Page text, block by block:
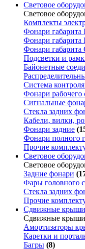
Световое
Световое
Комплекты
Фонари
Фонари
Фонари
Подсветки и
Байонетные
Система
Фонари рабочего
Сигнальные
Стекла задних
Кабели, вилки,
Фонари задние
Фонари полного
Прочие
Световое
Световое
Задние фонари
Фары головного
Стекла задних
Прочие
Сдвижные крыши
Сдвижные крыши
Амортизаторы
Каретки и
Багры (8)